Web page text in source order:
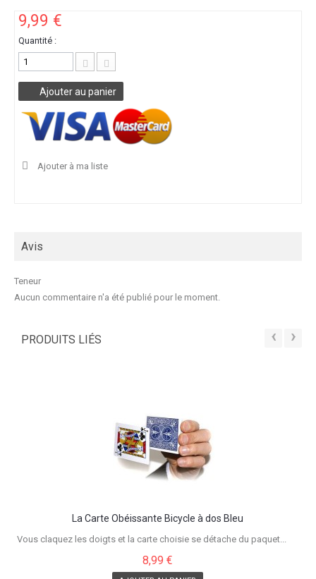
9,99 €
Quantité :
Ajouter au panier
Ajouter à ma liste
Avis
Teneur
Aucun commentaire n'a été publié pour le moment.
PRODUITS LIÉS ‹ ›
La Carte Obéissante Bicycle à dos Bleu
Vous claquez les doigts et la carte choisie se détache du paquet...
8,99 €